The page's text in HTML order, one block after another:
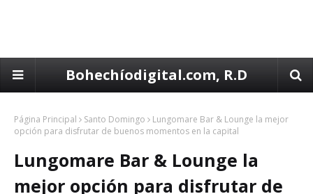
Bohechíodigital.com, R.D
Página Principal Santo Domingo
Lungomare Bar & Lounge la mejor
opción para disfrutar de buenos momentos en la capital
Lungomare Bar & Lounge la
mejor opción para disfrutar de